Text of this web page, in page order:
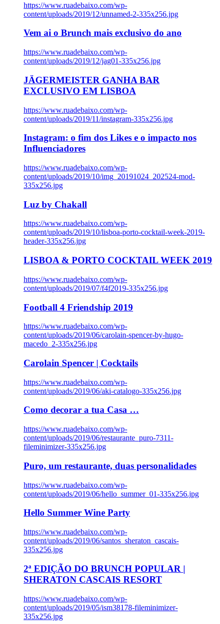
https://www.ruadebaixo.com/wp-
content/uploads/2019/12/unnamed-2-335x256.jpg
Vem ai o Brunch mais exclusivo do ano
https://www.ruadebaixo.com/wp-
content/uploads/2019/12/jag01-335x256.jpg
JÄGERMEISTER GANHA BAR
EXCLUSIVO EM LISBOA
https://www.ruadebaixo.com/wp-
content/uploads/2019/11/instagram-335x256.jpg
Instagram: o fim dos Likes e o impacto nos
Influenciadores
https://www.ruadebaixo.com/wp-
content/uploads/2019/10/img_20191024_202524-mod-
335x256.jpg
Luz by Chakall
https://www.ruadebaixo.com/wp-
content/uploads/2019/10/lisboa-porto-cocktail-week-2019-
header-335x256.jpg
LISBOA & PORTO COCKTAIL WEEK 2019
https://www.ruadebaixo.com/wp-
content/uploads/2019/07/f4f2019-335x256.jpg
Football 4 Friendship 2019
https://www.ruadebaixo.com/wp-
content/uploads/2019/06/carolain-spencer-by-hugo-
macedo_2-335x256.jpg
Carolain Spencer | Cocktails
https://www.ruadebaixo.com/wp-
content/uploads/2019/06/aki-catalogo-335x256.jpg
Como decorar a tua Casa …
https://www.ruadebaixo.com/wp-
content/uploads/2019/06/restaurante_puro-7311-
fileminimizer-335x256.jpg
Puro, um restaurante, duas personalidades
https://www.ruadebaixo.com/wp-
content/uploads/2019/06/hello_summer_01-335x256.jpg
Hello Summer Wine Party
https://www.ruadebaixo.com/wp-
content/uploads/2019/06/santos_sheraton_cascais-
335x256.jpg
2ª EDIÇÃO DO BRUNCH POPULAR |
SHERATON CASCAIS RESORT
https://www.ruadebaixo.com/wp-
content/uploads/2019/05/ism38178-fileminimizer-
335x256.jpg